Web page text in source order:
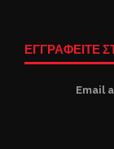
ΕΓΓΡΑΦΕΙΤΕ
Email